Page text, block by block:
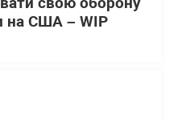
на США – WІP